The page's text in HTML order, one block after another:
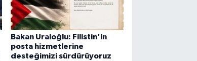
Bakan Uraloğlu: Filistin'in
posta hizmetlerine
desteğimizi sürdürüyoruz